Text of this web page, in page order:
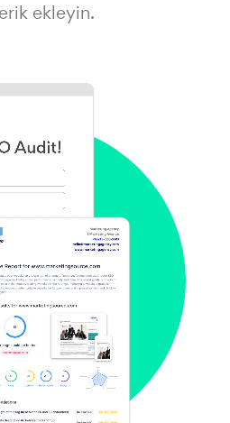
ekleyin.